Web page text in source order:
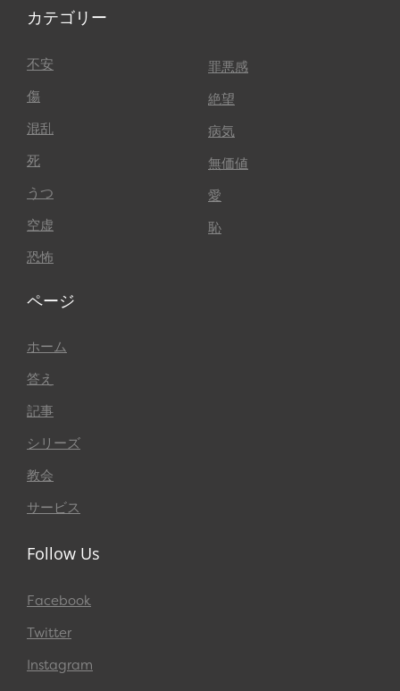
カテゴリー
不安
傷
混乱
死
うつ
空虚
恐怖
罪悪感
絶望
病気
無価値
愛
恥
ページ
ホーム
答え
記事
シリーズ
教会
サービス
Follow Us
Facebook
Twitter
Instagram